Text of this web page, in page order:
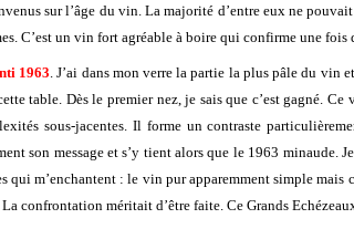
sur l’âge du vin. La majorité d’entre eux ne
C’est un vin fort agréable à boire qui confirme une
1963 . J’ai dans mon verre la partie la plus pâle du
table. Dès le premier nez, je sais que c’est gagné.
sous-jacentes. Il forme un contraste
son message et s’y tient alors que le 1963 minaude.
m’enchantent : le vin pur apparemment simple
confrontation méritait d’être faite. Ce Grands